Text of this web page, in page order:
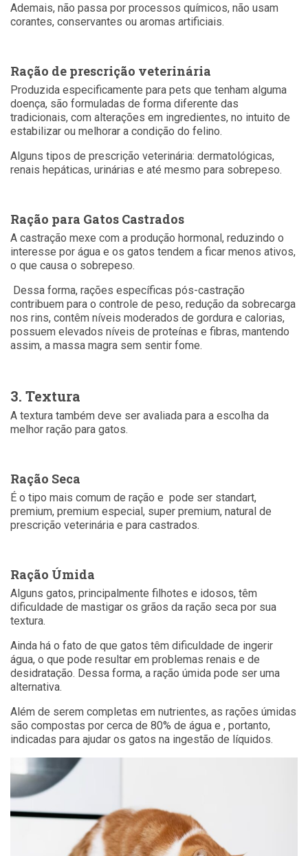
Ademais, não passa por processos químicos, não usam
corantes, conservantes ou aromas artificiais.
Ração de prescrição veterinária
Produzida especificamente para pets que tenham alguma
doença, são formuladas de forma diferente das
tradicionais, com alterações em ingredientes, no intuito de
estabilizar ou melhorar a condição do felino.
Alguns tipos de prescrição veterinária: dermatológicas,
renais hepáticas, urinárias e até mesmo para sobrepeso.
Ração para Gatos Castrados
A castração mexe com a produção hormonal, reduzindo o
interesse por água e os gatos tendem a ficar menos ativos,
o que causa o sobrepeso.
Dessa forma, rações específicas pós-castração
contribuem para o controle de peso, redução da sobrecarga
nos rins, contêm níveis moderados de gordura e calorias,
possuem elevados níveis de proteínas e fibras, mantendo
assim, a massa magra sem sentir fome.
3. Textura
A textura também deve ser avaliada para a escolha da
melhor ração para gatos.
Ração Seca
É o tipo mais comum de ração e pode ser standart,
premium, premium especial, super premium, natural de
prescrição veterinária e para castrados.
Ração Úmida
Alguns gatos, principalmente filhotes e idosos, têm
dificuldade de mastigar os grãos da ração seca por sua
textura.
Ainda há o fato de que gatos têm dificuldade de ingerir
água, o que pode resultar em problemas renais e de
desidratação. Dessa forma, a ração úmida pode ser uma
alternativa.
Além de serem completas em nutrientes, as rações úmidas
são compostas por cerca de 80% de água e , portanto,
indicadas para ajudar os gatos na ingestão de líquidos.